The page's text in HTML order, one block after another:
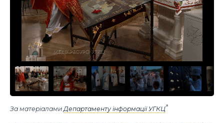
За матеріалами Департаменту інформації УГКЦ